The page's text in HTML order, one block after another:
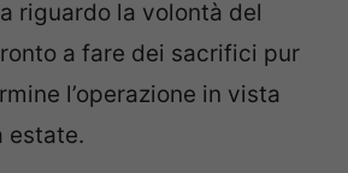
riguardo la volontà del
a fare dei sacrifici pur
l’operazione in vista
estate.